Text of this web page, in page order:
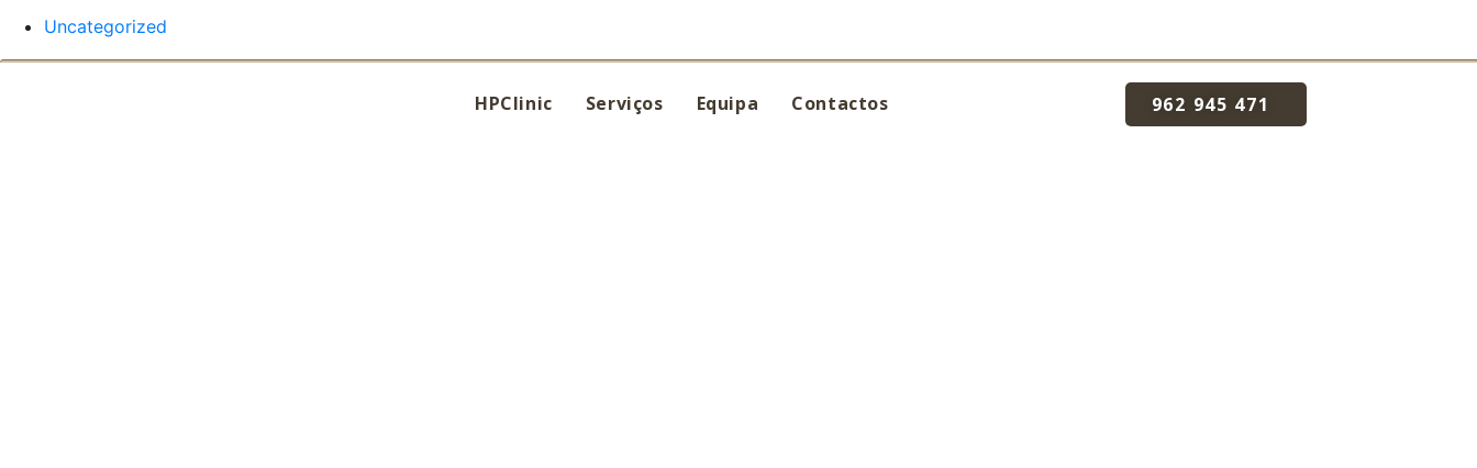
Uncategorized
HPClinic Serviços Equipa Contactos 962 945 471